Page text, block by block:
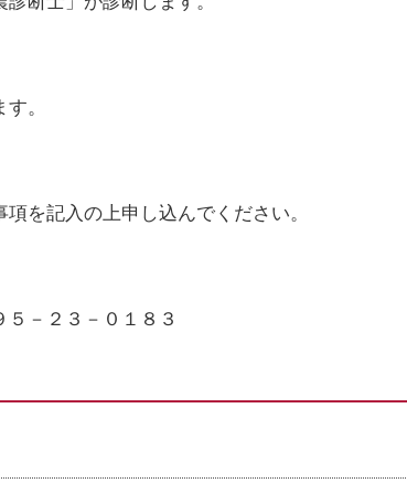
。
を記入の上申し込んでください。
２３－０１８３